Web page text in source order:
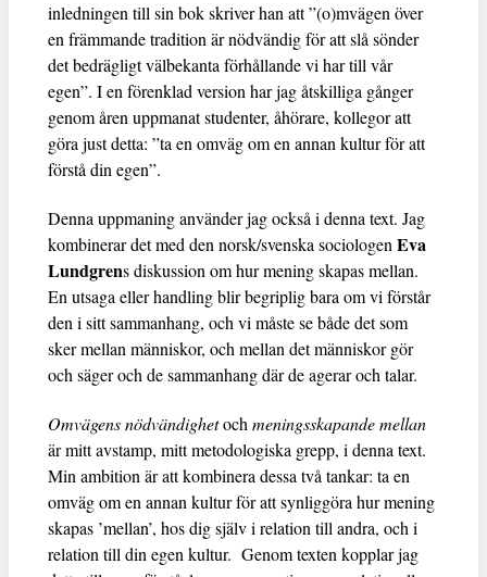
inledningen till sin bok skriver han att ”(o)mvägen över
en främmande tradition är nödvändig för att slå sönder
det bedrägligt välbekanta förhållande vi har till vår
egen”. I en förenklad version har jag åtskilliga gånger
genom åren uppmanat studenter, åhörare, kollegor att
göra just detta: ”ta en omväg om en annan kultur för att
förstå din egen”.
Denna uppmaning använder jag också i denna text. Jag
kombinerar det med den norsk/svenska sociologenEva
Lundgrens diskussion om hur mening skapas mellan.
En utsaga eller handling blir begriplig bara om vi förstår
den i sitt sammanhang, och vi måste se både det som
sker mellan människor, och mellan det människor gör
och säger och de sammanhang där de agerar och talar.
Omvägens nödvändighetochmeningsskapande mellan
är mitt avstamp, mitt metodologiska grepp, i denna text.
Min ambition är att kombinera dessa två tankar: ta en
omväg om en annan kultur för att synliggöra hur mening
skapas ’mellan’, hos dig själv i relation till andra, och i
relation till din egen kultur. Genom texten kopplar jag